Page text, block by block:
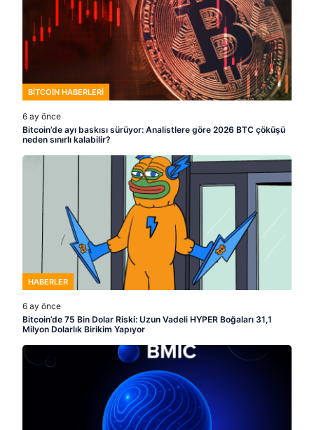
BITCOIN HABERLERI
6 ay önce
Bitcoin’de ayı baskısı sürüyor: Analistlere göre 2026 BTC çöküşü
neden sınırlı kalabilir?
HABERLER
6 ay önce
Bitcoin’de 75 Bin Dolar Riski: Uzun Vadeli HYPER Boğaları 31,1
Milyon Dolarlık Birikim Yapıyor